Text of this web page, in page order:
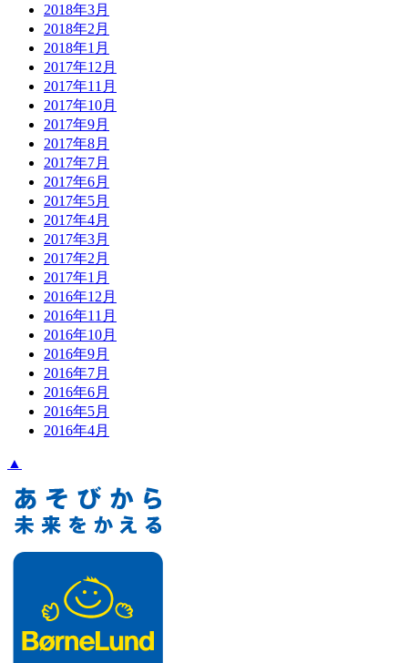
2018年3月
2018年2月
2018年1月
2017年12月
2017年11月
2017年10月
2017年9月
2017年8月
2017年7月
2017年6月
2017年5月
2017年4月
2017年3月
2017年2月
2017年1月
2016年12月
2016年11月
2016年10月
2016年9月
2016年7月
2016年6月
2016年5月
2016年4月
▲